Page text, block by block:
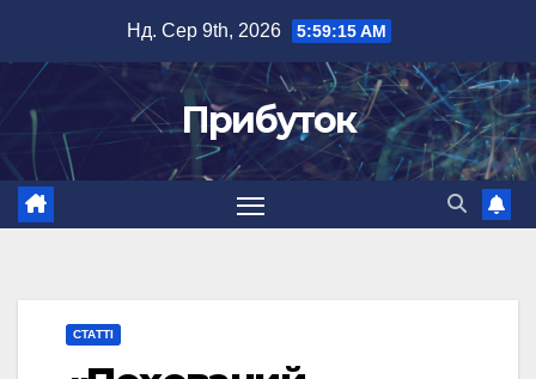
вмісту
Нд. Сер 9th, 2026 5:59:16 AM
Прибуток
СТАТТІ